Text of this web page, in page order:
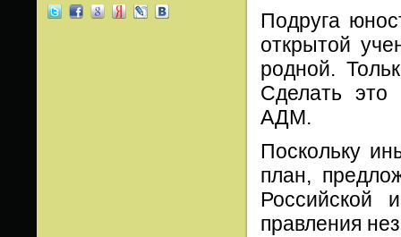
Подруга
открытой
родной.
Сделать это
АДМ.
Поскольку
план,
Российской
правления